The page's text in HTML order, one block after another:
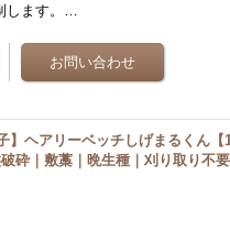
します。…
】ヘアリーベッチしげまるくん
砕｜敷藁｜晩生種｜刈り取り不